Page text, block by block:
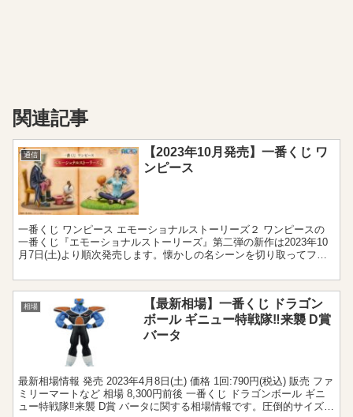
関連記事
通信
【2023年10月発売】一番くじ ワ
ンピース
一番くじ ワンピース エモーショナルストーリーズ２ ワンピースの
一番くじ『エモーショナルストーリーズ』第二弾の新作は2023年10
月7日(土)より順次発売します。懐かしの名シーンを切り取ってフィ
相場
【最新相場】一番くじ ドラゴン
ボール ギニュー特戦隊‼来襲 D賞
バータ
最新相場情報 発売 2023年4月8日(土) 価格 1回:790円(税込) 販売 ファ
ミリーマートなど 相場 8,300円前後 一番くじ ドラゴンボール ギニ
ュー特戦隊‼来襲 D賞 バータに関する相場情報です。圧倒的サイズ感